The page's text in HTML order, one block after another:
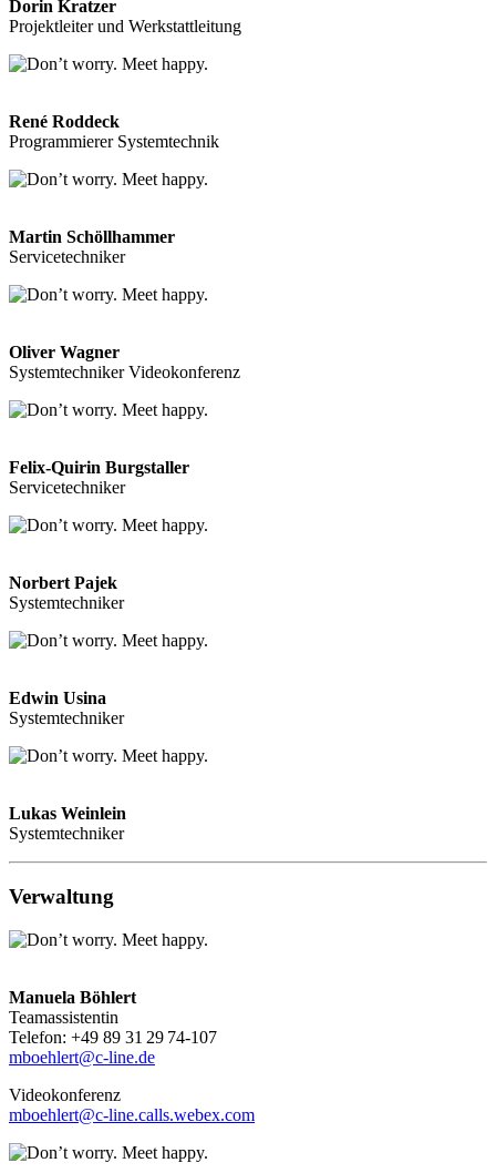
Dorin Kratzer
Projektleiter und Werkstattleitung
René Roddeck
Programmierer Systemtechnik
Martin Schöllhammer
Servicetechniker
Oliver Wagner
Systemtechniker Videokonferenz
Felix-Quirin Burgstaller
Servicetechniker
Norbert Pajek
Systemtechniker
Edwin Usina
Systemtechniker
Lukas Weinlein
Systemtechniker
Verwaltung
Manuela Böhlert
Teamassistentin
Telefon: +49 89 31 29 74-107
mboehlert@c-line.de
Videokonferenz
mboehlert@c-line.calls.webex.com